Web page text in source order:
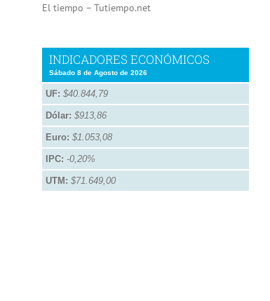
El tiempo – Tutiempo.net
INDICADORES ECONÓMICOS
Sábado 8 de Agosto de 2026
UF: $40.844,79
Dólar: $913,86
Euro: $1.053,08
IPC: -0,20%
UTM: $71.649,00